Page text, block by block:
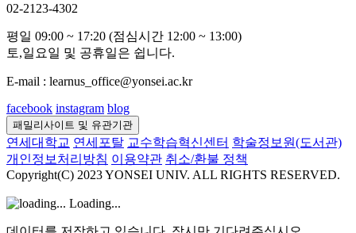
02-2123-4302
평일 09:00 ~ 17:20 (점심시간 12:00 ~ 13:00)
토,일요일 및 공휴일은 쉽니다.
E-mail : learnus_office@yonsei.ac.kr
facebook instagram blog
패밀리사이트 및 유관기관
연세대학교 연세포탈 교수학습혁신센터 학술정보원(도서관)
개인정보처리방침 이용약관 취소/환불 정책
Copyright(C) 2023 YONSEI UNIV. ALL RIGHTS RESERVED.
Loading...